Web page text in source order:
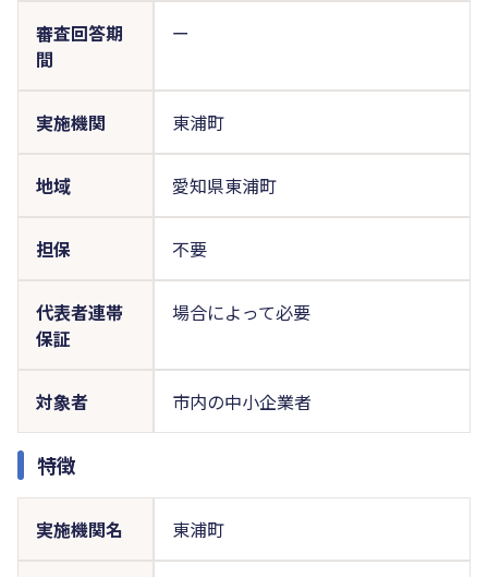
審査回答期
間
ー
実施機関 東浦町
地域 愛知県東浦町
担保 不要
代表者連帯
保証
場合によって必要
対象者 市内の中小企業者
特徴
実施機関名 東浦町